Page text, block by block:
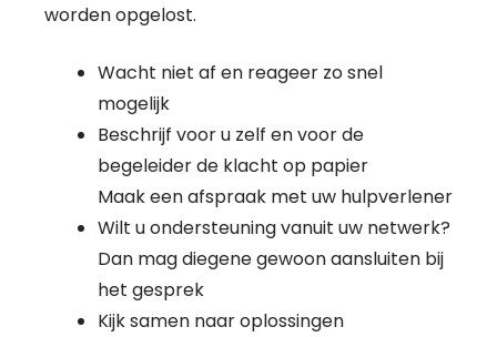
worden opgelost.
Wacht niet af en reageer zo snel
mogelijk
Beschrijf voor u zelf en voor de
begeleider de klacht op papier
Maak een afspraak met uw hulpverlener
Wilt u ondersteuning vanuit uw netwerk?
Dan mag diegene gewoon aansluiten bij
het gesprek
Kijk samen naar oplossingen